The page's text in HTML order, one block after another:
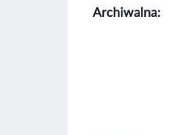
Archiwalna: